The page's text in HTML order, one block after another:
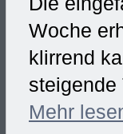
Woche
klirrend
steigende
Mehr